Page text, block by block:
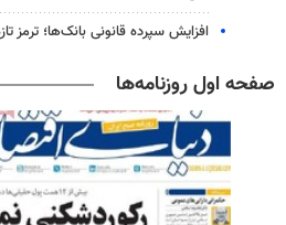
افزایش سپرده قانونی بانک‌ها؛ ترمز
صفحه اول روزنامه‌ها